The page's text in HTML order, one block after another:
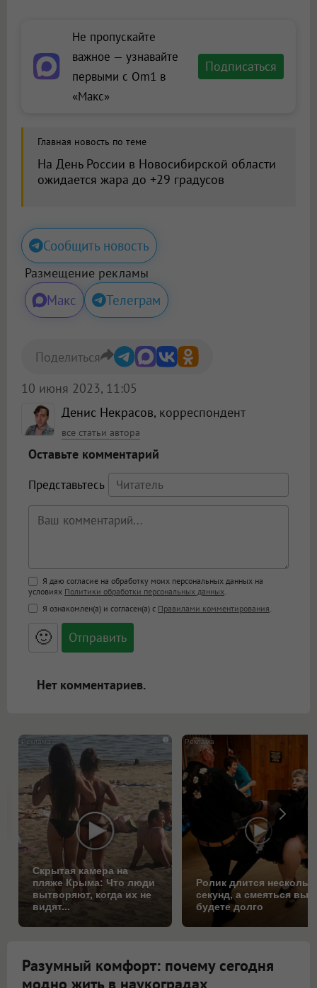
Не пропускайте
важное — узнавайте
первыми с Om1 в
«Макс»
Подписаться
Главная новость по теме
На День России в Новосибирской области
ожидается жара до +29 градусов
Сообщить новость
Размещение рекламы
Макс Телеграм
Денис Некрасов, корреспондент
все статьи автора
10 июня 2023, 11:05
Поделиться
Оставьте комментарий
Представьтесь
Поддержка HTML
<b>, <strong>, <u>, <i>, <em>, <s>, <big>,
<small>, <sup>, <sub>, <pre>, <ul>, <ol>, <li>,
<blockquote>, <code> экранирует HTML,
адреса URL автоматически становятся
ссылками, и [img]адрес[/img] будет
Я даю согласие на обработку моих персональных данных на
условиях Политики обработки персональных данных
Я ознакомлен(а) и согласен(а) с Правилами комментирования
🙂
Нет комментариев.
i
Скрытая камера на
пляже Крыма: Что люди
вытворяют, когда их не
видят...
Ролик длится
секунд, а смеяться вы
будете долго
Разумный комфорт: почему сегодня
модно жить в наукоградах